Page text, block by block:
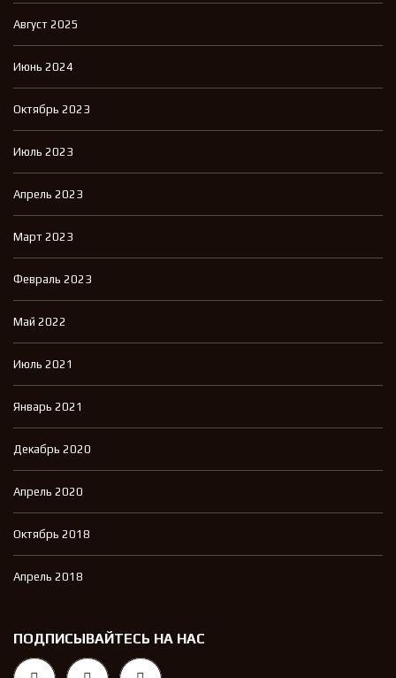
Август 2025
Июнь 2024
Октябрь 2023
Июль 2023
Апрель 2023
Март 2023
Февраль 2023
Май 2022
Июль 2021
Январь 2021
Декабрь 2020
Апрель 2020
Октябрь 2018
Апрель 2018
ПОДПИСЫВАЙТЕСЬ НА НАС